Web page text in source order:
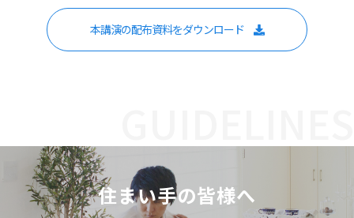
本講演の配布資料をダウンロード
住まい手の皆様へ